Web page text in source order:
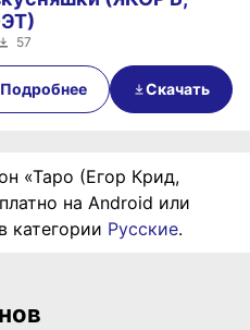
57
Подробнее Скачать
«Таро (Егор Крид,
на Android или
категории Русские.